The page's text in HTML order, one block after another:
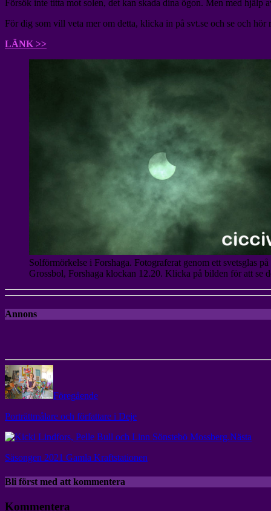
Försök inte titta mot solen, det kan skada dina ögon. Men med hjälp
För dig som vill veta mer om detta, klicka in på svt.se och se och
LÄNK >>
Solförmörkelse i Forshaga. Fotograferat genom ett svetsglas på
Grossbol, Forshaga klockan 12.20. Klicka på bilden för att se
Annons
Föregående
Porträttmålare och författare i Deje
Nästa
Säsongen 2021 Gamla Kraftstationen
Bli först med att kommentera
Kommentera